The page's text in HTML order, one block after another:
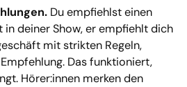
Du empfiehlst einen
deiner Show, er empfiehlt dich
mit strikten Regeln,
Das funktioniert,
Hörer:innen merken den